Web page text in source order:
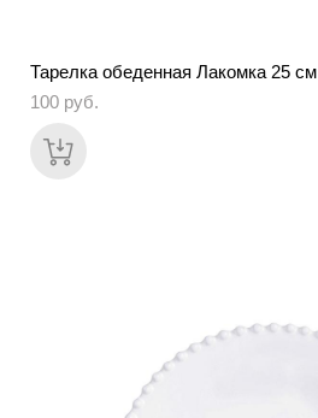
Тарелка обеденная Лакомка 25 см
100 pуб.